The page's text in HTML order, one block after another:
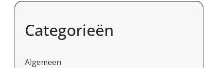
Categorieën
Algemeen